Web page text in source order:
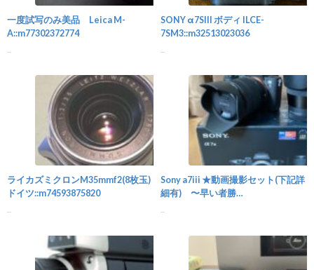
一度試写のみ美品 Leica M-
A::m77302372774
SONY α7SIII ボディ ILCE-
7SM3::m32513023036
ライカズミクロンM35mmf2(8枚玉)
ドイツ::m74593875820
Sony a7iii ★動画撮影セット(下記詳
細有) 〜早い者勝